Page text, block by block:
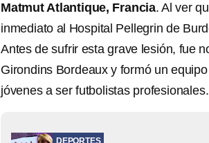
Matmut Atlantique, Francia. Al ver
inmediato al Hospital Pellegrin de
Antes de sufrir esta grave lesión, fue
Girondins Bordeaux y formó un
jóvenes a ser futbolistas profesionales.
DEPORTES